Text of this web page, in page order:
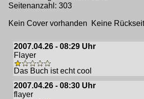
Seitenanzahl: 303
Kein Cover vorhanden Keine
2007.04.26 - 08:29 Uhr
Flayer
Das Buch ist echt cool
2007.04.26 - 08:30 Uhr
flayer